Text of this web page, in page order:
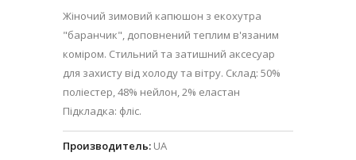
Жіночий зимовий капюшон з екохутра
"баранчик", доповнений теплим в'язаним
коміром. Стильний та затишний аксесуар
для захисту від холоду та вітру. Склад: 50%
поліестер, 48% нейлон, 2% еластан
Підкладка: фліс.
Производитель: UA